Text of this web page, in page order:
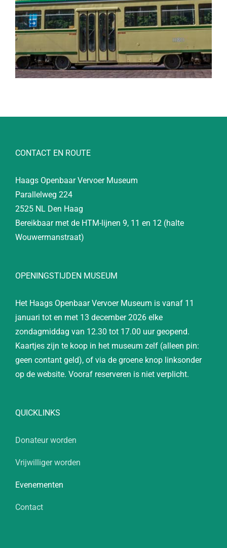
CONTACT EN ROUTE
Haags Openbaar Vervoer Museum
Parallelweg 224
2525 NL Den Haag
Bereikbaar met de HTM-lijnen 9, 11 en 12 (halte
Wouwermanstraat)
OPENINGSTIJDEN MUSEUM
Het Haags Openbaar Vervoer Museum is vanaf 11
januari tot en met 13 december 2026 elke
zondagmiddag van 12.30 tot 17.00 uur geopend.
Kaartjes zijn te koop in het museum zelf (alleen pin:
geen contant geld), of via de groene knop linksonder
op de website. Vooraf reserveren is niet verplicht.
QUICKLINKS
Donateur worden
Vrijwilliger worden
Evenementen
Contact